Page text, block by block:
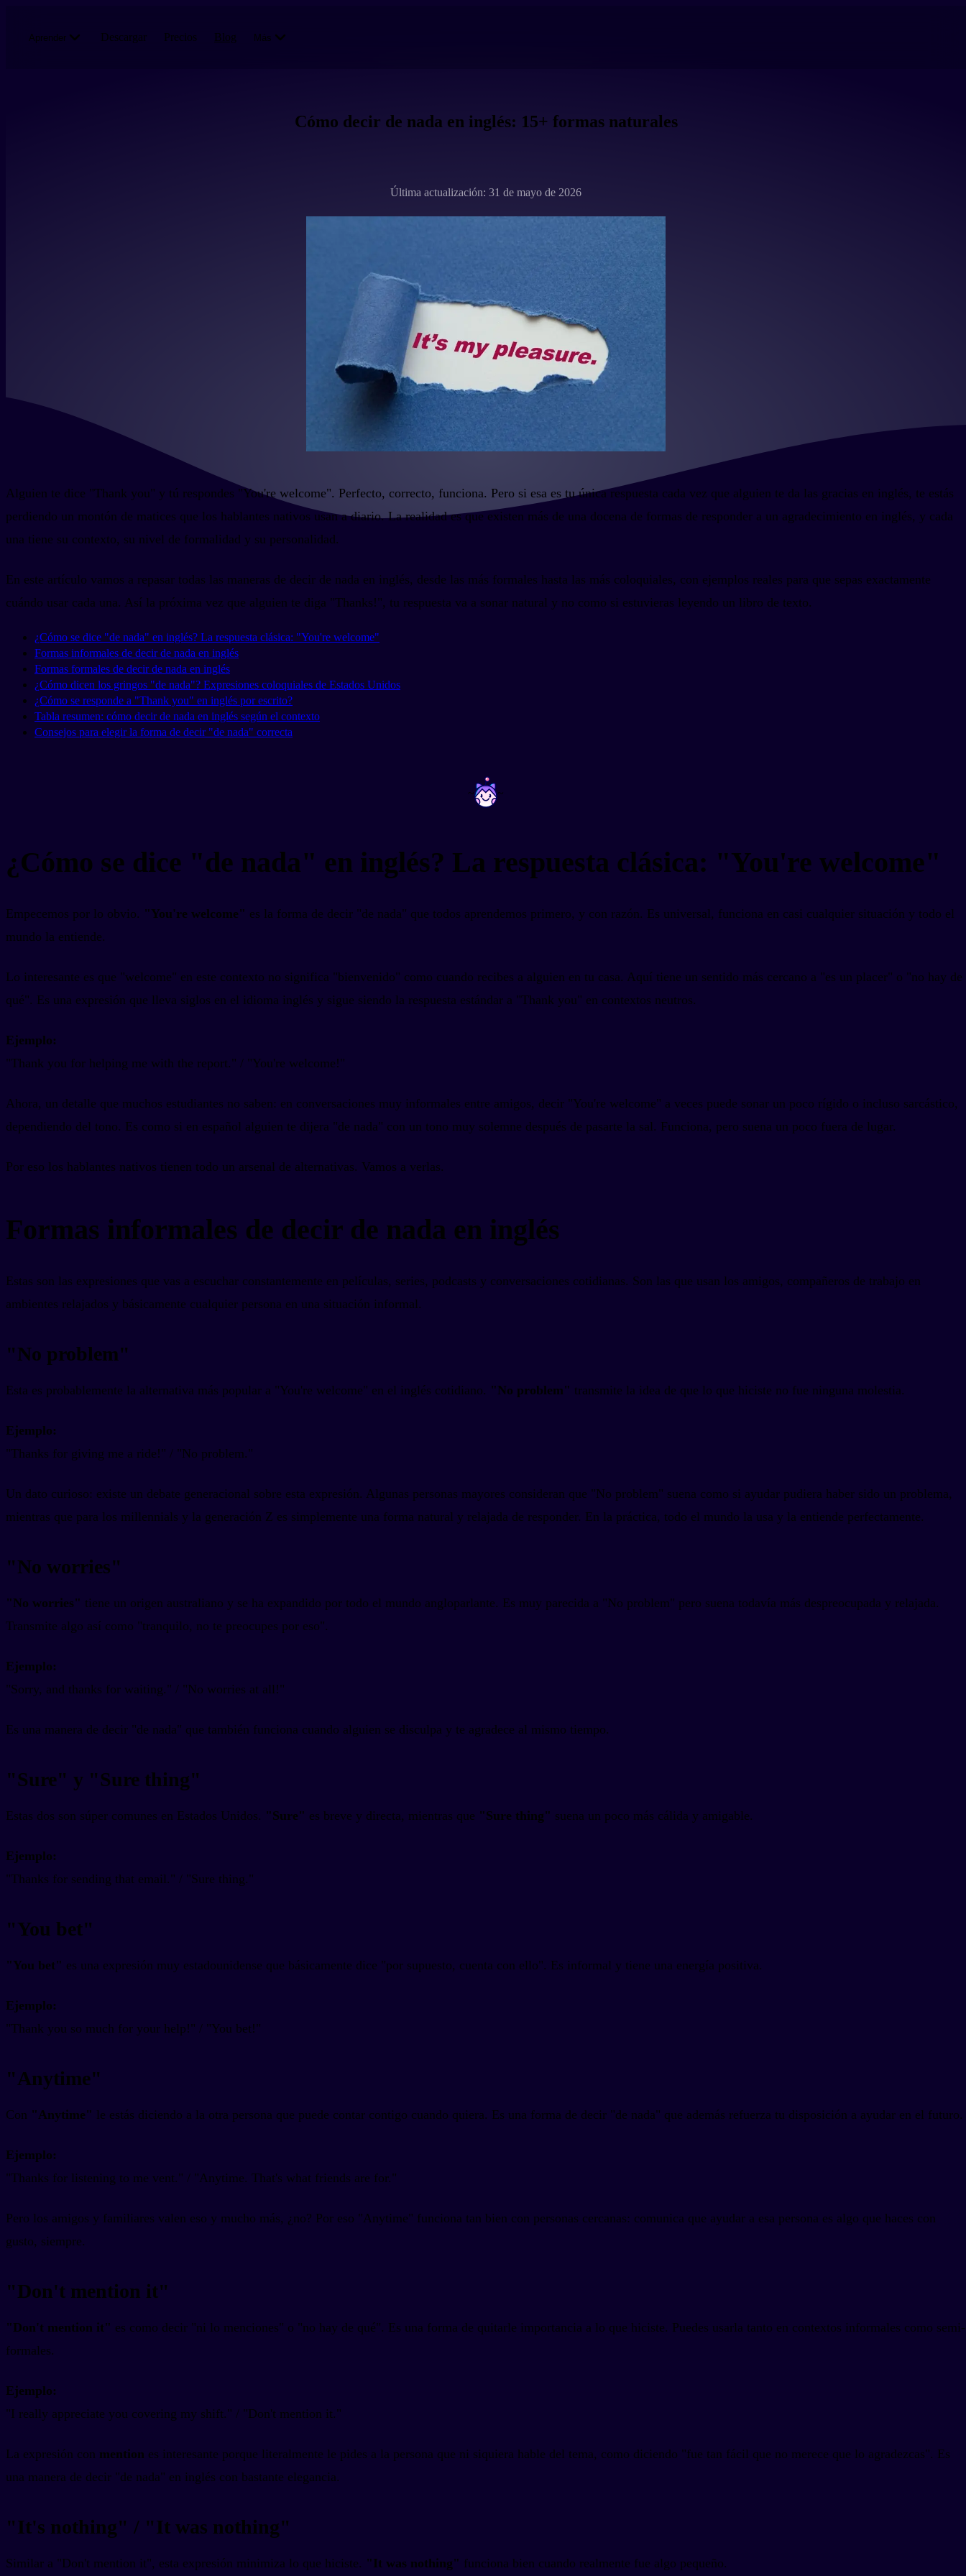
Aprender Descargar Precios Blog Más
Cómo decir de nada en inglés: 15+ formas naturales
Última actualización: 31 de mayo de 2026
Alguien te dice "Thank you" y tú respondes "You're welcome". Perfecto, correcto, funciona. Pero si esa es tu única respuesta cada vez que alguien te da las gracias en inglés, te estás
perdiendo un montón de matices que los hablantes nativos usan a diario. La realidad es que existen más de una docena de formas de responder a un agradecimiento en inglés, y cada
una tiene su contexto, su nivel de formalidad y su personalidad.
En este artículo vamos a repasar todas las maneras de decir de nada en inglés, desde las más formales hasta las más coloquiales, con ejemplos reales para que sepas exactamente
cuándo usar cada una. Así la próxima vez que alguien te diga "Thanks!", tu respuesta va a sonar natural y no como si estuvieras leyendo un libro de texto.
¿Cómo se dice "de nada" en inglés? La respuesta clásica: "You're welcome"
Formas informales de decir de nada en inglés
Formas formales de decir de nada en inglés
¿Cómo dicen los gringos "de nada"? Expresiones coloquiales de Estados Unidos
¿Cómo se responde a "Thank you" en inglés por escrito?
Tabla resumen: cómo decir de nada en inglés según el contexto
Consejos para elegir la forma de decir "de nada" correcta
~ ~
¿Cómo se dice "de nada" en inglés? La respuesta clásica: "You're welcome"
Empecemos por lo obvio. "You're welcome" es la forma de decir "de nada" que todos aprendemos primero, y con razón. Es universal, funciona en casi cualquier situación y todo el
mundo la entiende.
Lo interesante es que "welcome" en este contexto no significa "bienvenido" como cuando recibes a alguien en tu casa. Aquí tiene un sentido más cercano a "es un placer" o "no hay de
qué". Es una expresión que lleva siglos en el idioma inglés y sigue siendo la respuesta estándar a "Thank you" en contextos neutros.
Ejemplo:
"Thank you for helping me with the report." / "You're welcome!"
Ahora, un detalle que muchos estudiantes no saben: en conversaciones muy informales entre amigos, decir "You're welcome" a veces puede sonar un poco rígido o incluso sarcástico,
dependiendo del tono. Es como si en español alguien te dijera "de nada" con un tono muy solemne después de pasarte la sal. Funciona, pero suena un poco fuera de lugar.
Por eso los hablantes nativos tienen todo un arsenal de alternativas. Vamos a verlas.
Formas informales de decir de nada en inglés
Estas son las expresiones que vas a escuchar constantemente en películas, series, podcasts y conversaciones cotidianas. Son las que usan los amigos, compañeros de trabajo en
ambientes relajados y básicamente cualquier persona en una situación informal.
"No problem"
Esta es probablemente la alternativa más popular a "You're welcome" en el inglés cotidiano. "No problem" transmite la idea de que lo que hiciste no fue ninguna molestia.
Ejemplo:
"Thanks for giving me a ride!" / "No problem."
Un dato curioso: existe un debate generacional sobre esta expresión. Algunas personas mayores consideran que "No problem" suena como si ayudar pudiera haber sido un problema,
mientras que para los millennials y la generación Z es simplemente una forma natural y relajada de responder. En la práctica, todo el mundo la usa y la entiende perfectamente.
"No worries"
"No worries" tiene un origen australiano y se ha expandido por todo el mundo angloparlante. Es muy parecida a "No problem" pero suena todavía más despreocupada y relajada.
Transmite algo así como "tranquilo, no te preocupes por eso".
Ejemplo:
"Sorry, and thanks for waiting." / "No worries at all!"
Es una manera de decir "de nada" que también funciona cuando alguien se disculpa y te agradece al mismo tiempo.
"Sure" y "Sure thing"
Estas dos son súper comunes en Estados Unidos. "Sure" es breve y directa, mientras que "Sure thing" suena un poco más cálida y amigable.
Ejemplo:
"Thanks for sending that email." / "Sure thing."
"You bet"
"You bet" es una expresión muy estadounidense que básicamente dice "por supuesto, cuenta con ello". Es informal y tiene una energía positiva.
Ejemplo:
"Thank you so much for your help!" / "You bet!"
"Anytime"
Con "Anytime" le estás diciendo a la otra persona que puede contar contigo cuando quiera. Es una forma de decir "de nada" que además refuerza tu disposición a ayudar en el futuro.
Ejemplo:
"Thanks for listening to me vent." / "Anytime. That's what friends are for."
Pero los amigos y familiares valen eso y mucho más, ¿no? Por eso "Anytime" funciona tan bien con personas cercanas: comunica que ayudar a esa persona es algo que haces con
gusto, siempre.
"Don't mention it"
"Don't mention it" es como decir "ni lo menciones" o "no hay de qué". Es una forma de quitarle importancia a lo que hiciste. Puedes usarla tanto en contextos informales como semi-
formales.
Ejemplo:
"I really appreciate you covering my shift." / "Don't mention it."
La expresión con mention es interesante porque literalmente le pides a la persona que ni siquiera hable del tema, como diciendo "fue tan fácil que no merece que lo agradezcas". Es
una manera de decir "de nada" en inglés con bastante elegancia.
"It's nothing" / "It was nothing"
Similar a "Don't mention it", esta expresión minimiza lo que hiciste. "It was nothing" funciona bien cuando realmente fue algo pequeño.